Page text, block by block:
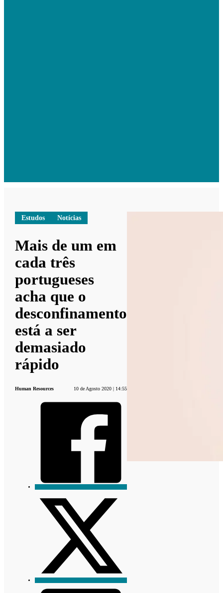
Estudos Notícias
Mais de um em
cada três
portugueses
acha que o
desconfinamento
está a ser
demasiado
rápido
Human Resources 10 de Agosto 2020 | 14:55